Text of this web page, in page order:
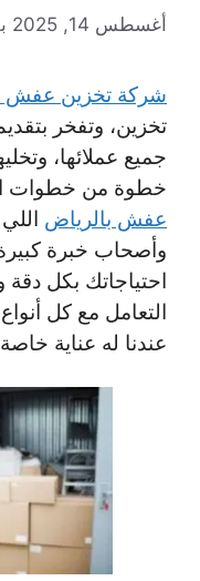
أغسطس 14, 2025
شركة تخزين عفش
تخزين، وتفخر
جميع عملائها،
خطوة من خطوات
عفش بالرياض
وأصحاب خبرة
احتياجاتك بكل دقة
التعامل مع كل
عندنا له عناية